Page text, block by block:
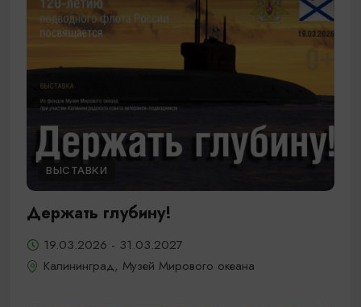
ВЫСТАВКИ
Держать глубину!
19.03.2026 - 31.03.2027
Калининград, Музей Мирового океана